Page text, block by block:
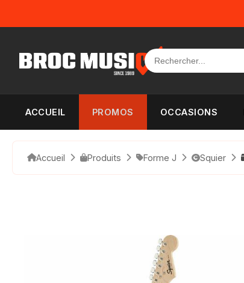
ACCUEIL PROMOS OCCASIONS
Accueil Produits Forme J Squier